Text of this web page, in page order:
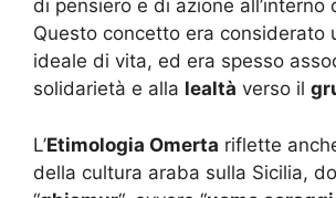
di pensiero e di azione all’interno
Questo concetto era considerato
ideale di vita, ed era spesso
solidarietà e alla lealtà verso il
L’Etimologia Omerta riflette
della cultura araba sulla Sicilia,